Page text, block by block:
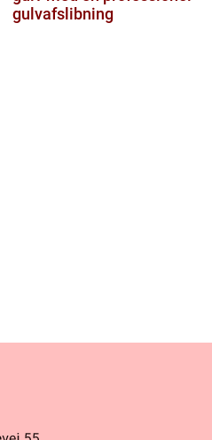
gulvafslibning